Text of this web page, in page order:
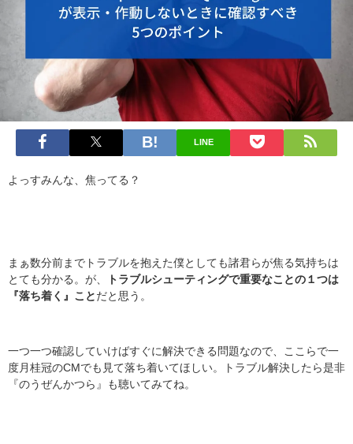
LINE
よっすみんな、焦ってる？
まぁ数分前までトラブルを抱えた僕としても諸君らが焦る気持ちは
とても分かる。が、
トラブルシューティングで重要なことの１つは
『落ち着く』こと だと思う。
一つ一つ確認していけばすぐに解決できる問題なので、ここらで一
度月桂冠のCMでも見て落ち着いてほしい。トラブル解決したら是非
『のうぜんかつら』も聴いてみてね。